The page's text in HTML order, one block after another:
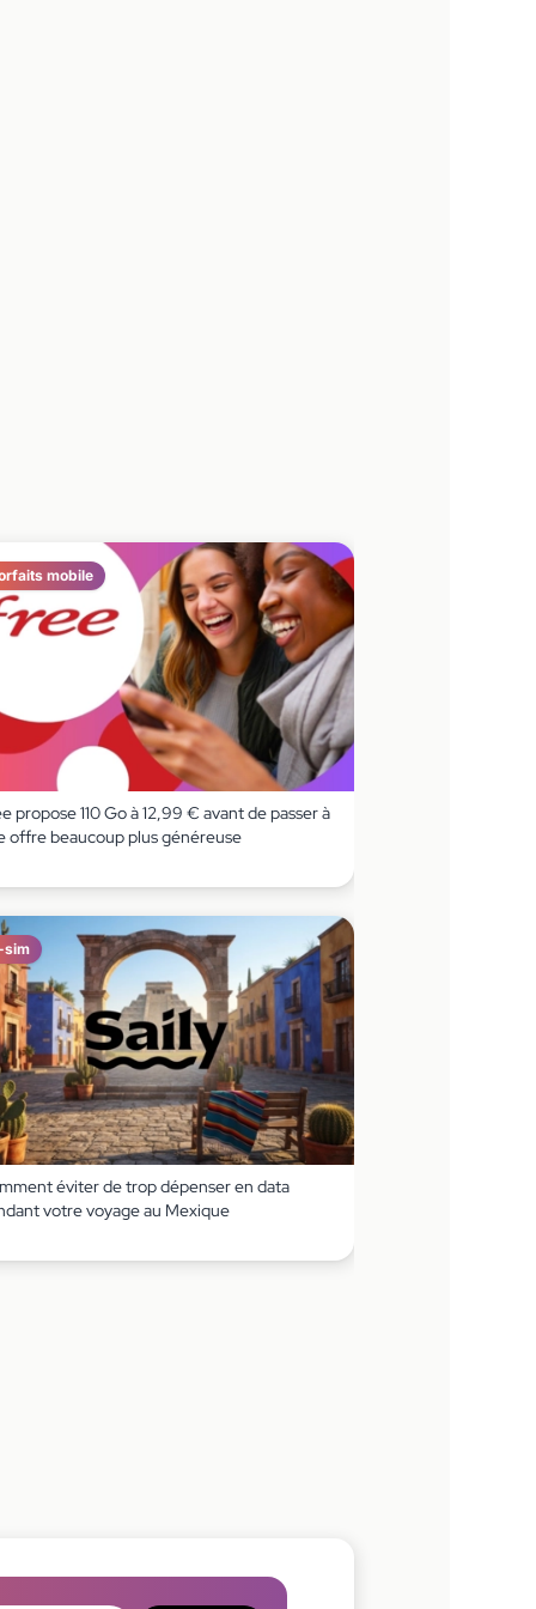
mobile
propose 110 Go à 12,99 € avant de passer à
offre beaucoup plus généreuse
sim
éviter de trop dépenser en data
votre voyage au Mexique